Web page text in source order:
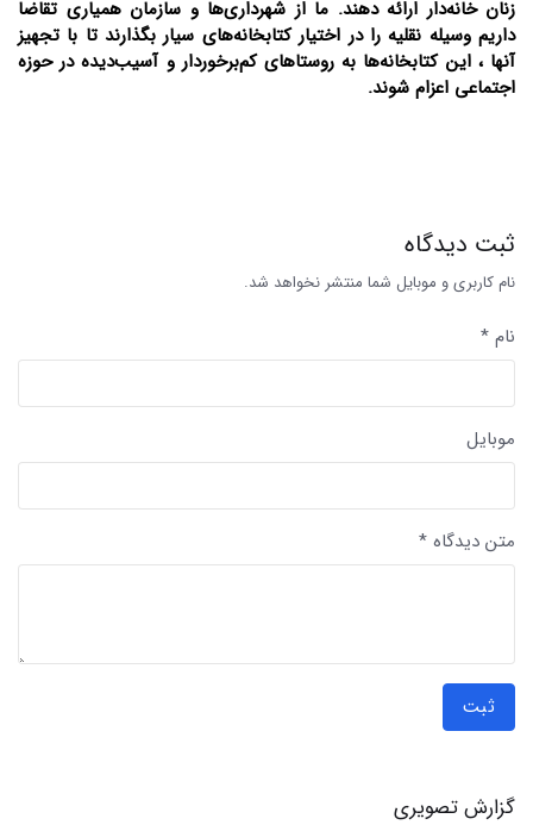
زنان خانه‌دار ارائه دهند. ما از شهرداری‌ها و سازمان همیاری تقاضا
داریم وسیله نقلیه را در اختیار کتابخانه‌های سیار بگذارند تا با تجهیز
آنها ، این کتابخانه‌ها به روستاهای کم‌برخوردار و آسیب‌دیده در حوزه
اجتماعی اعزام شوند.
ثبت دیدگاه
نام کاربری و موبایل شما منتشر نخواهد شد.
نام *
موبایل
متن دیدگاه *
ثبت
گزارش تصویری